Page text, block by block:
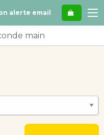
alerte email